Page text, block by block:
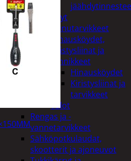
Öljyt
Perävaunutarvikkeet
Hinausköydet,
kiristysliinat ja
kiinnikkeet
Hinausköydet
Kiristysliinat ja
tarvikkeet
Valot
Rengas ja -
vannetarvikkeet
Sähköpotkulaudat,
skootterit ja ajoneuvot